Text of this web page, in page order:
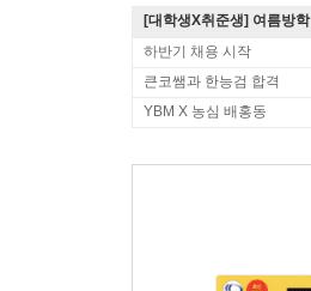
[대학생X취준생] 여름방학
하반기 채용 시작
큰코쌤과 한능검 합격
YBM X 농심 배홍동